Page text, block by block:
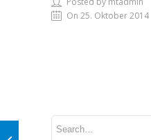
On 25. Oktober 2014